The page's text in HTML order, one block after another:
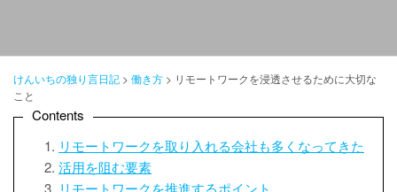
けんいちの独り言日記 > 働き方 > リモートワークを浸透させるために大切な
こと
Contents
リモートワークを取り入れる会社も多くなってきた
活用を阻む要素
リモートワークを推進するポイント